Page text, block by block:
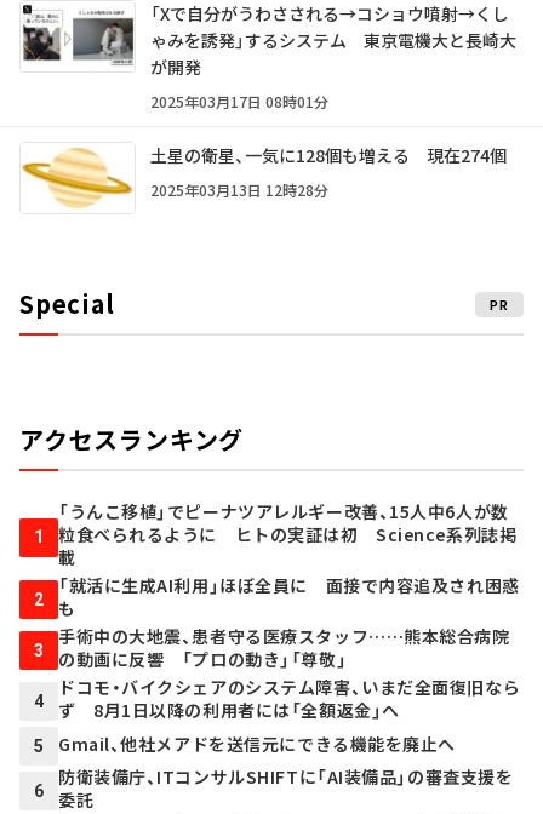
「Xで自分がうわさされる→コショウ噴射→くし
ゃみを誘発」するシステム 東京電機大と長崎大
が開発
2025年03月17日 08時01分
土星の衛星、一気に128個も増える 現在274個
2025年03月13日 12時28分
Special PR
アクセスランキング
1
「うんこ移植」でピーナツアレルギー改善、15人中6人が数
粒食べられるように ヒトの実証は初 Science系列誌掲
載
2
「就活に生成AI利用」ほぼ全員に 面接で内容追及され困惑
も
3
手術中の大地震、患者守る医療スタッフ……熊本総合病院
の動画に反響 「プロの動き」「尊敬」
4
ドコモ・バイクシェアのシステム障害、いまだ全面復旧なら
ず 8月1日以降の利用者には「全額返金」へ
5 Gmail、他社メアドを送信元にできる機能を廃止へ
6
防衛装備庁、ITコンサルSHIFTに「AI装備品」の審査支援を
委託